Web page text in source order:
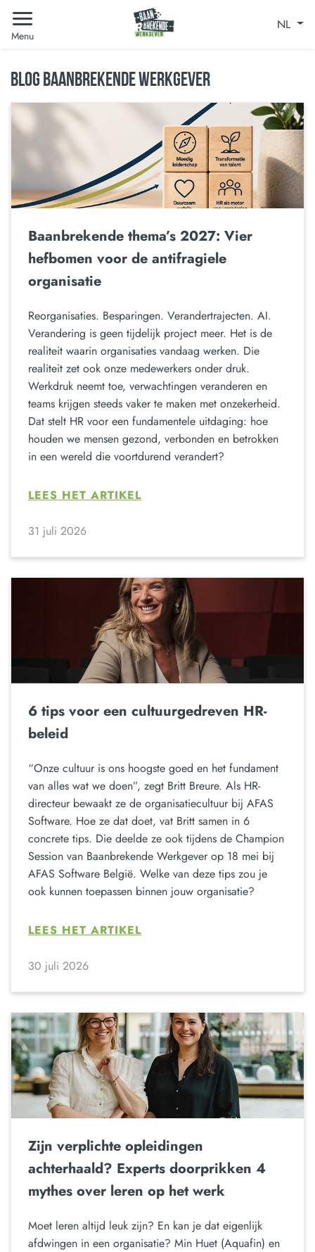
Menu
NL
BLOG BAANBREKENDE WERKGEVER
Baanbrekende thema’s 2027: Vier
hefbomen voor de antifragiele
organisatie
Reorganisaties. Besparingen. Verandertrajecten. AI.
Verandering is geen tijdelijk project meer. Het is de
realiteit waarin organisaties vandaag werken. Die
realiteit zet ook onze medewerkers onder druk.
Werkdruk neemt toe, verwachtingen veranderen en
teams krijgen steeds vaker te maken met onzekerheid.
Dat stelt HR voor een fundamentele uitdaging: hoe
houden we mensen gezond, verbonden en betrokken
in een wereld die voortdurend verandert?
LEES HET ARTIKEL
31 juli 2026
6 tips voor een cultuurgedreven HR-
beleid
“Onze cultuur is ons hoogste goed en het fundament
van alles wat we doen”, zegt Britt Breure. Als HR-
directeur bewaakt ze de organisatiecultuur bij AFAS
Software. Hoe ze dat doet, vat Britt samen in 6
concrete tips. Die deelde ze ook tijdens de Champion
Session van Baanbrekende Werkgever op 18 mei bij
AFAS Software België. Welke van deze tips zou je
ook kunnen toepassen binnen jouw organisatie?
LEES HET ARTIKEL
30 juli 2026
Zijn verplichte opleidingen
achterhaald? Experts doorprikken 4
mythes over leren op het werk
Moet leren altijd leuk zijn? En kan je dat eigenlijk
afdwingen in een organisatie? Min Huet (Aquafin) en